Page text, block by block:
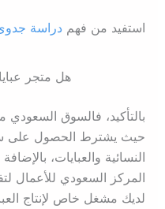
استفيد من فهم دراسة
هل متجر
بالتأكيد، فالسوق
حيث يشترط الحصول على
النسائية والعبايات،
المركز السعودي للأعمال
لديك مشغل خاص لإنتاج